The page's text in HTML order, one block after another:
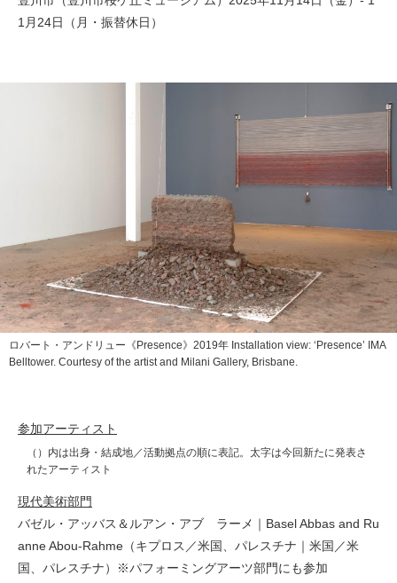
1月24日（月・振替休日）
ロバート・アンドリュー《Presence》2019年 Installation view: ‘Presence’ IMA
Belltower. Courtesy of the artist and Milani Gallery, Brisbane.
参加アーティスト
（）内は出身・結成地／活動拠点の順に表記。太字は今回新たに発表さ
れたアーティスト
現代美術部門
バゼル・アッバス＆ルアン・アブ゠ラーメ｜Basel Abbas and Ru
anne Abou-Rahme（キプロス／米国、パレスチナ｜米国／米
国、パレスチナ）※パフォーミングアーツ部門にも参加